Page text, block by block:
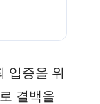
입증을 위
결백을